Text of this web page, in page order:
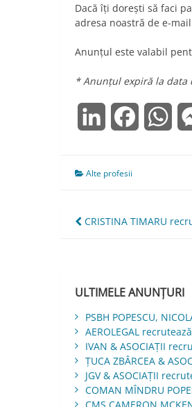
Dacă îţi doreşti să faci
adresa noastră de e-
Anunțul este valabil
* Anunțul expiră la data
LinkedInFacebook
Alte profesii
Navigare
CRISTINA TIMARU
ULTIMELE ANUNȚURI
PSBH POPESCU,
AEROLEGAL
IVAN & ASOCIAŢII
ŢUCA ZBÂRCEA &
JGV & ASOCIAŢII
COMAN MÎNDRU